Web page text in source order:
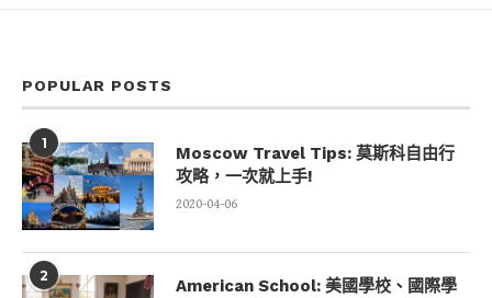
POPULAR POSTS
1
Moscow Travel Tips: 莫斯科自由行
攻略，一次就上手!
2020-04-06
2
American School: 美國學校、國際學